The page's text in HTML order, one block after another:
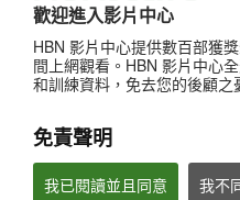
歡迎進入影片中心
HBN 影片中心提供數百部獲
間上網觀看。HBN 影片中心
和訓練資料，免去您的後顧之
免責聲明
我已閱讀並且同意 我不
品牌與贊助
個人發展